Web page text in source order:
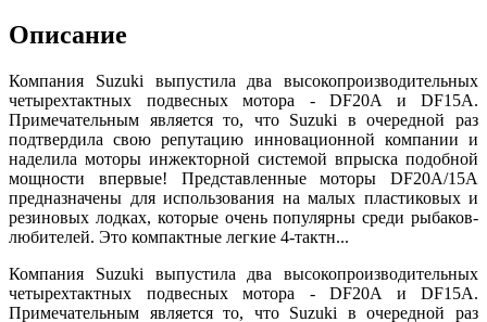
Описание
Компания Suzuki выпустила два высокопроизводительных
четырехтактных подвесных мотора - DF20A и DF15A.
Примечательным является то, что Suzuki в очередной раз
подтвердила свою репутацию инновационной компании и
наделила моторы инжекторной системой впрыска подобной
мощности впервые! Представленные моторы DF20A/15A
предназначены для использования на малых пластиковых и
резиновых лодках, которые очень популярны среди рыбаков-
любителей. Это компактные легкие 4-тактн...
Компания Suzuki выпустила два высокопроизводительных
четырехтактных подвесных мотора - DF20A и DF15A.
Примечательным является то, что Suzuki в очередной раз